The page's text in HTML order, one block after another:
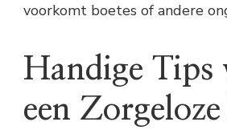
voorkomt boetes of andere
Handige Tips
een Zorgeloze